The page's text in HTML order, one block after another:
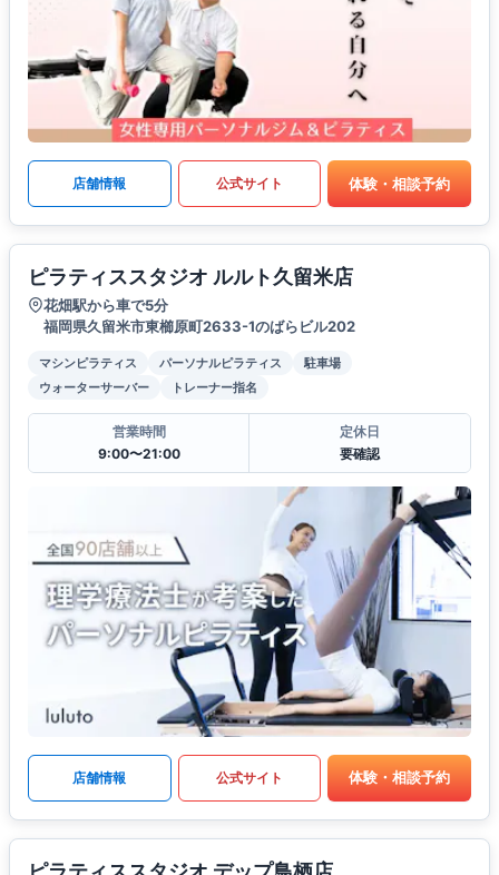
店舗情報 公式サイト 体験・相談予約
ピラティススタジオ ルルト久留米店
花畑駅から車で5分
福岡県久留米市東櫛原町2633-1のばらビル202
マシンピラティス パーソナルピラティス
駐車場
ウォーターサーバー
トレーナー指名
営業時間
9:00〜21:00
定休日
要確認
店舗情報 公式サイト 体験・相談予約